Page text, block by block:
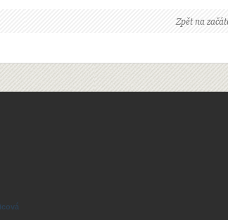
Zpět na